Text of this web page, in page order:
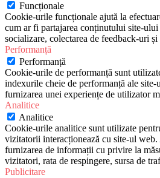
Funcționale
Cookie-urile funcționale ajută la
cum ar fi partajarea conținutului site-
socializare, colectarea de feedback-uri
Performanță
Performanță
Cookie-urile de performanță sunt
indexurile cheie de performanță ale site-
furnizarea unei experiențe de utilizator
Analitice
Analitice
Cookie-urile analitice sunt utilizate
vizitatorii interacționează cu site-ul
furnizarea de informații cu privire la
vizitatori, rata de respingere, sursa de
Publicitare